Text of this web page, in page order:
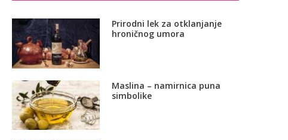
Prirodni lek za otklanjanje
hroničnog umora
Maslina – namirnica puna
simbolike